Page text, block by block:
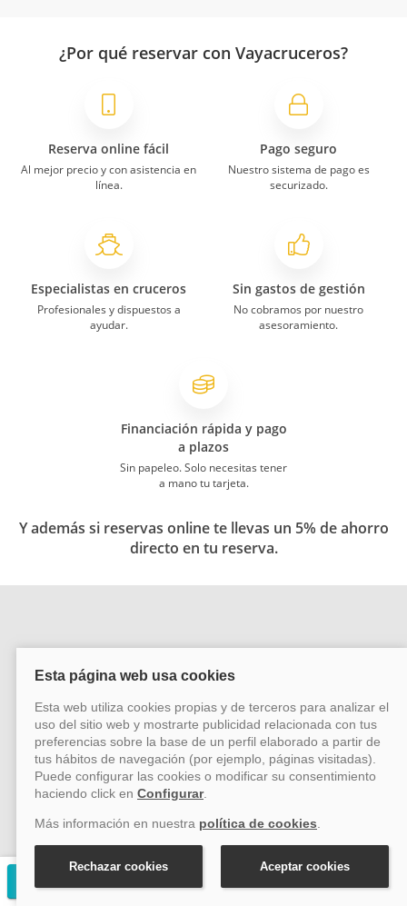
¿Por qué reservar con Vayacruceros?
Reserva online fácil
Al mejor precio y con asistencia en
línea.
Pago seguro
Nuestro sistema de pago es
securizado.
Especialistas en cruceros
Profesionales y dispuestos a
ayudar.
Sin gastos de gestión
No cobramos por nuestro
asesoramiento.
Financiación rápida y pago
a plazos
Sin papeleo. Solo necesitas tener
a mano tu tarjeta.
Y además si reservas online te llevas un 5% de ahorro
directo en tu reserva.
Más información
Financia tu viaje en crucero
Nota Legal y Condiciones de Contratación